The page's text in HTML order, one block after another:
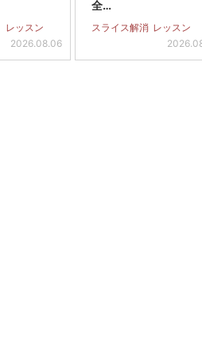
レッスン
2026.08.06
全…
スライス解消 レッスン